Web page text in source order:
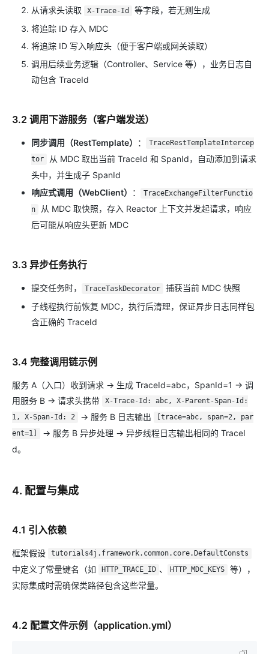
从请求头读取
X-Trace-Id
等字段，若无则生成
将追踪 ID 存入 MDC
将追踪 ID 写入响应头（便于客户端或网关读取）
调用后续业务逻辑（Controller、Service 等），业务日志自
动包含 TraceId
3.2 调用下游服务（客户端发送）
同步调用（RestTemplate） ：
TraceRestTemplateIntercep
tor
从 MDC 取出当前 TraceId 和 SpanId，自动添加到请求
头中，并生成子 SpanId
响应式调用（WebClient）
：
TraceExchangeFilterFunctio
n
从 MDC 取快照，存入 Reactor 上下文并发起请求，响应
后可能从响应头更新 MDC
3.3 异步任务执行
提交任务时， TraceTaskDecorator
捕获当前 MDC 快照
子线程执行前恢复 MDC，执行后清理，保证异步日志同样包
含正确的 TraceId
3.4 完整调用链示例
服务 A（入口）收到请求 → 生成 TraceId=abc，SpanId=1 → 调
用服务 B → 请求头携带
X-Trace-Id: abc, X-Parent-Span-Id:
1, X-Span-Id: 2
→ 服务 B 日志输出
[trace=abc, span=2, par
ent=1]
→ 服务 B 异步处理 → 异步线程日志输出相同的 TraceI
d。
4. 配置与集成
4.1 引入依赖
框架假设 tutorials4j.framework.common.core.DefaultConsts
中定义了常量键名（如 HTTP_TRACE_ID 、 HTTP_MDC_KEYS
等），
实际集成时需确保类路径包含这些常量。
4.2 配置文件示例（application.yml）